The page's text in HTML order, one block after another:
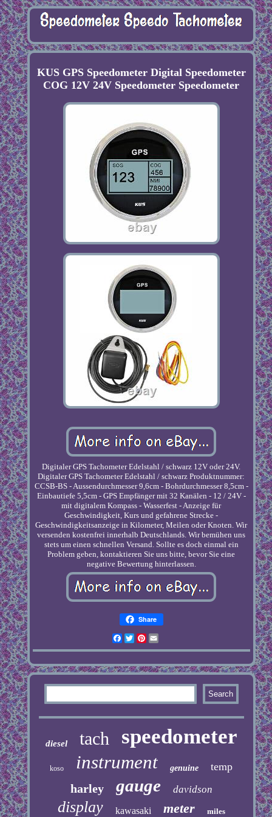
KUS GPS Speedometer Digital Speedometer
COG 12V 24V Speedometer Speedometer
Digitaler GPS Tachometer Edelstahl / schwarz 12V oder 24V.
Digitaler GPS Tachometer Edelstahl / schwarz Produktnummer:
CCSB-BS - Aussendurchmesser 9,6cm - Bohrdurchmesser 8,5cm -
Einbautiefe 5,5cm - GPS Empfänger mit 32 Kanälen - 12 / 24V -
mit digitalem Kompass - Wasserfest - Anzeige für
Geschwindigkeit, Kurs und gefahrene Strecke -
Geschwindigkeitsanzeige in Kilometer, Meilen oder Knoten. Wir
versenden kostenfrei innerhalb Deutschlands. Wir bemühen uns
stets um einen schnellen Versand. Sollte es doch einmal ein
Problem geben, kontaktieren Sie uns bitte, bevor Sie eine
negative Bewertung hinterlassen.
Share
Facebook
TwitterPinterest
diesel tach speedometer
koso instrument genuine temp
harley gauge davidson
display kawasaki meter miles